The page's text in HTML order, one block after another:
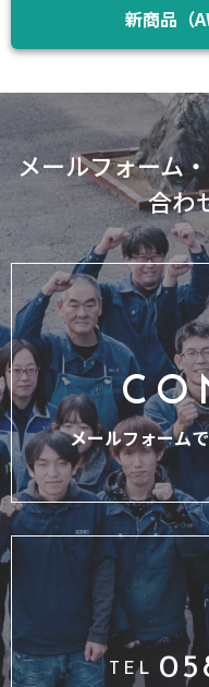
新商品（
メールフォーム
合わ
メールフォーム
TEL